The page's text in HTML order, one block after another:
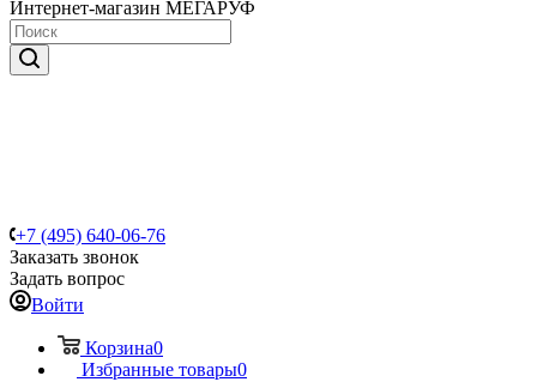
Интернет-магазин МЕГАРУФ
+7 (495) 640-06-76
Заказать звонок
Задать вопрос
Войти
Корзина0
Избранные товары0